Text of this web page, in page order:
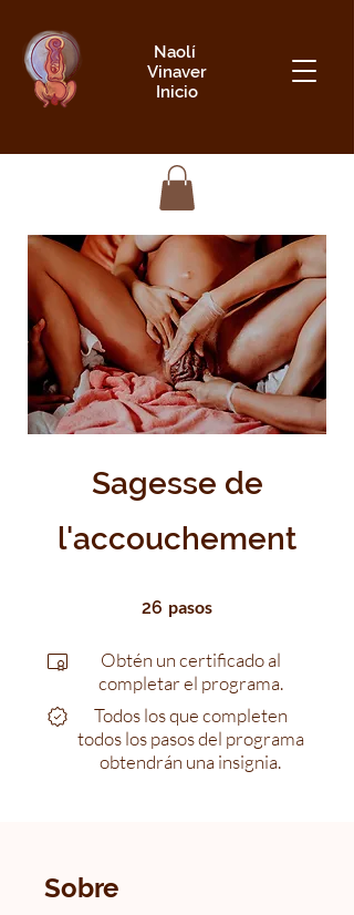
Naolí
Vinaver
Inicio
Sagesse de
l'accouchement
26 pasos
Obtén un certificado al
completar el programa.
Todos los que completen
todos los pasos del programa
obtendrán una insignia.
Sobre